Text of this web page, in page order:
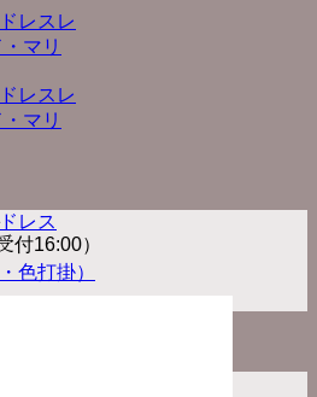
付16:00）
レス
色打掛）